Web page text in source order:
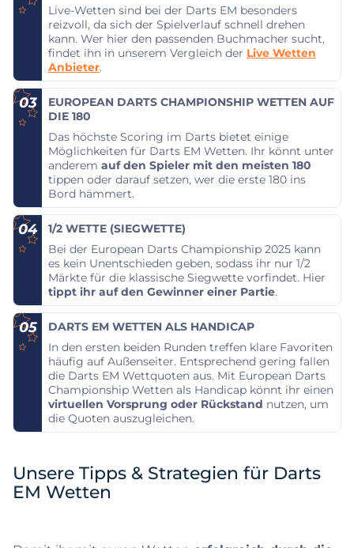
Live-Wetten sind bei der Darts EM besonders
reizvoll, da sich der Spielverlauf schnell drehen
kann. Wer hier den passenden Buchmacher sucht,
findet ihn in unserem Vergleich der Live Wetten
Anbieter.
03
EUROPEAN DARTS CHAMPIONSHIP WETTEN AUF
DIE 180
Das höchste Scoring im Darts bietet einige
Möglichkeiten für Darts EM Wetten. Ihr könnt unter
anderem auf den Spieler mit den meisten 180
tippen oder darauf setzen, wer die erste 180 ins
Bord hämmert.
04
1/2 WETTE (SIEGWETTE)
Bei der European Darts Championship 2025 kann
es kein Unentschieden geben, sodass ihr nur 1/2
Märkte für die klassische Siegwette vorfindet. Hier
tippt ihr auf den Gewinner einer Partie.
05
DARTS EM WETTEN ALS HANDICAP
In den ersten beiden Runden treffen klare Favoriten
häufig auf Außenseiter. Entsprechend gering fallen
die Darts EM Wettquoten aus. Mit European Darts
Championship Wetten als Handicap könnt ihr einen
virtuellen Vorsprung oder Rückstand nutzen, um
die Quoten auszugleichen.
Unsere Tipps & Strategien für Darts
EM Wetten